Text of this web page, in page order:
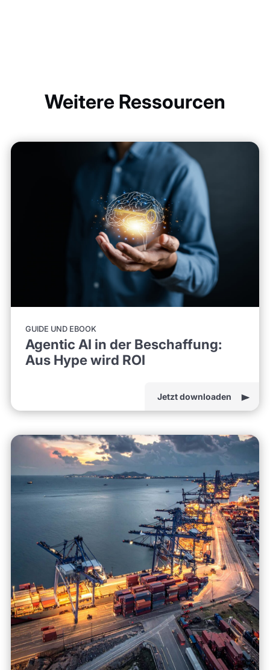
Weitere Ressourcen
GUIDE UND EBOOK
Agentic AI in der Beschaffung:
Aus Hype wird ROI
Jetzt downloaden